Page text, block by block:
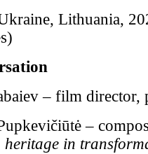
Lithuania,
– film director,
–
heritage in